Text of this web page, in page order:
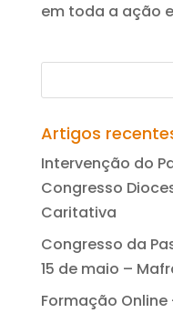
em toda a ação
Artigos
Intervenção do
Congresso
Caritativa
Congresso da
15 de maio –
Formação